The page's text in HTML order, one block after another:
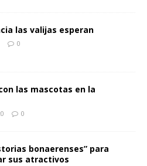
las valijas esperan
0
las mascotas en la
0
bonaerenses” para
sus atractivos